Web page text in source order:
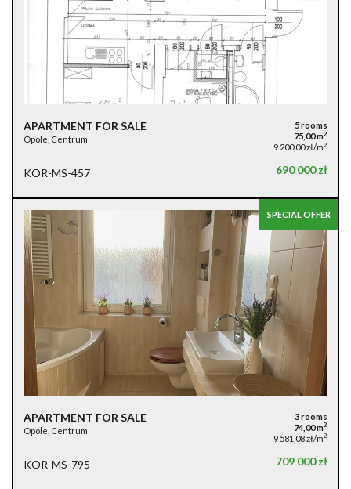
APARTMENT FOR SALE
Opole, Centrum
5 rooms
75,00 m2
9 200,00 zł/m2
KOR-MS-457 690 000 zł
SPECIAL OFFER
APARTMENT FOR SALE
Opole, Centrum
3 rooms
74,00 m2
9 581,08 zł/m2
KOR-MS-795 709 000 zł